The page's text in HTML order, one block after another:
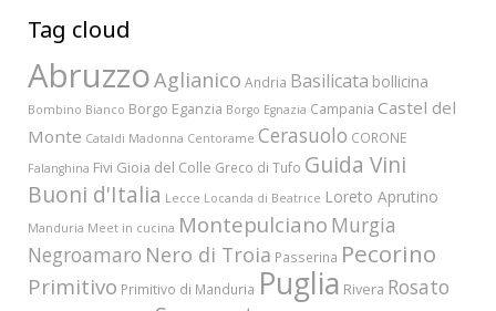
Tag cloud
AbruzzoAglianico Andria Basilicata bollicina
Bombino Bianco Borgo Eganzia Borgo Egnazia Campania Castel del
Monte Cataldi Madonna Centorame Cerasuolo CORONE
Falanghina Fivi Gioia del Colle Greco di Tufo Guida Vini
Buoni d'Italia Lecce Locanda di Beatrice Loreto Aprutino
Manduria Meet in cucina Montepulciano Murgia
Negroamaro Nero di Troia Passerina Pecorino
Primitivo Primitivo di Manduria Puglia Rivera Rosato